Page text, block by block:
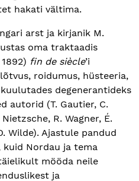
hakati vältima.
arst ja kirjanik M.
oma traktaadis
fin de siècle’i
roidumus, hüsteeria,
degenerantideks
autorid (T. Gautier, C.
R. Wagner, É.
Wilde). Ajastule pandud
kuid Nordau ja tema
mööda neile
ja